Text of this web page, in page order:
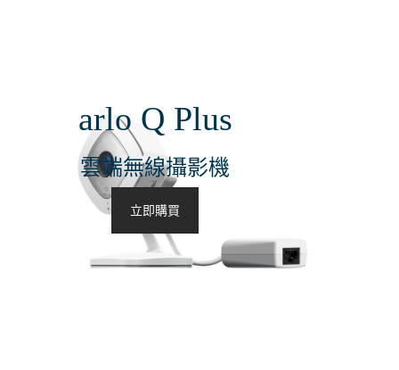
arlo Q Plus
雲端無線攝影機
立即購買